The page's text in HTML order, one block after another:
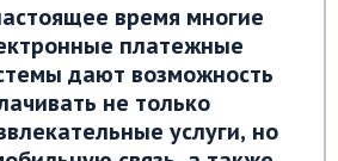
время многие
платежные
дают возможность
не только
услуги, но